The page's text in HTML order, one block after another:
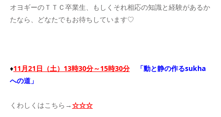
オヨギーのＴＴＣ卒業生、もしくそれ相応の知識と経験があるか
たなら、どなたでもお待ちしています♡
♦11月21日（土）13時30分～15時30分
「動と静の作るsukha
への道」
くわしくはこちら→☆☆☆